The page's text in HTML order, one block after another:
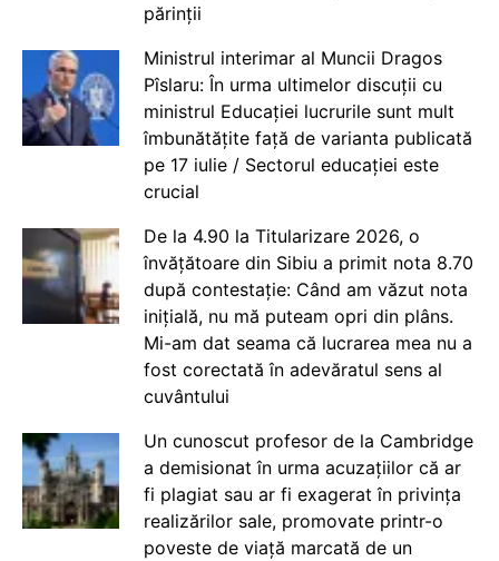
părinții
Ministrul interimar al Muncii Dragos
Pîslaru: În urma ultimelor discuții cu
ministrul Educației lucrurile sunt mult
îmbunătățite față de varianta publicată
pe 17 iulie / Sectorul educației este
crucial
De la 4.90 la Titularizare 2026, o
învățătoare din Sibiu a primit nota 8.70
după contestație: Când am văzut nota
inițială, nu mă puteam opri din plâns.
Mi-am dat seama că lucrarea mea nu a
fost corectată în adevăratul sens al
cuvântului
Un cunoscut profesor de la Cambridge
a demisionat în urma acuzațiilor că ar
fi plagiat sau ar fi exagerat în privința
realizărilor sale, promovate printr-o
poveste de viață marcată de un